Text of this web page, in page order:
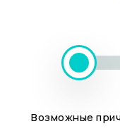
Возможные